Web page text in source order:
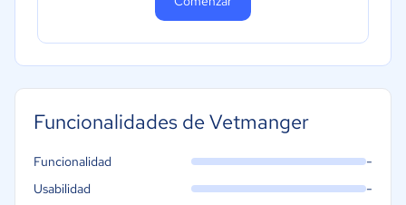
Funcionalidades de Vetmanger
Funcionalidad -
Usabilidad -